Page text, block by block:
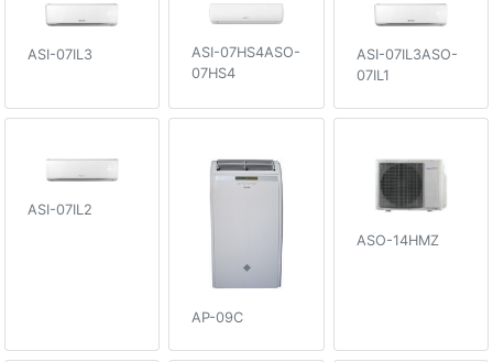
ASI-07IL3
ASI-07HS4ASO-
07HS4
ASI-07IL3ASO-
07IL1
ASI-07IL2
AP-09C
ASO-14HMZ